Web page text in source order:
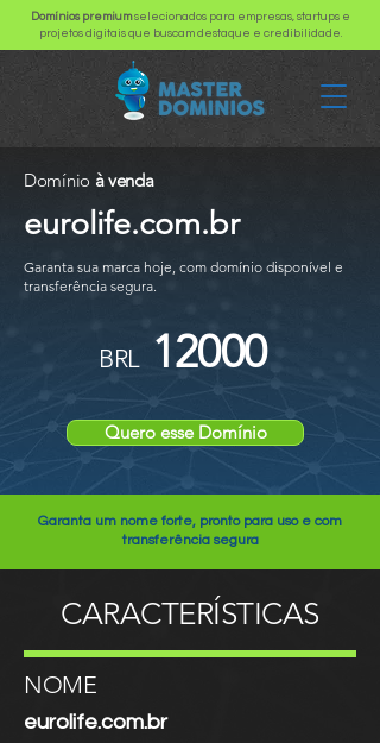
Domínios premiumselecionados para empresas, startups e
projetos digitais que buscam destaque e credibilidade.
Domínio à venda
eurolife.com.br
Garanta sua marca hoje, com domínio disponível e
transferência segura.
BRL 12000
Quero esse Domínio
Garanta um nome forte, pronto para uso e com
transferência segura
CARACTERÍSTICAS
NOME
eurolife.com.br